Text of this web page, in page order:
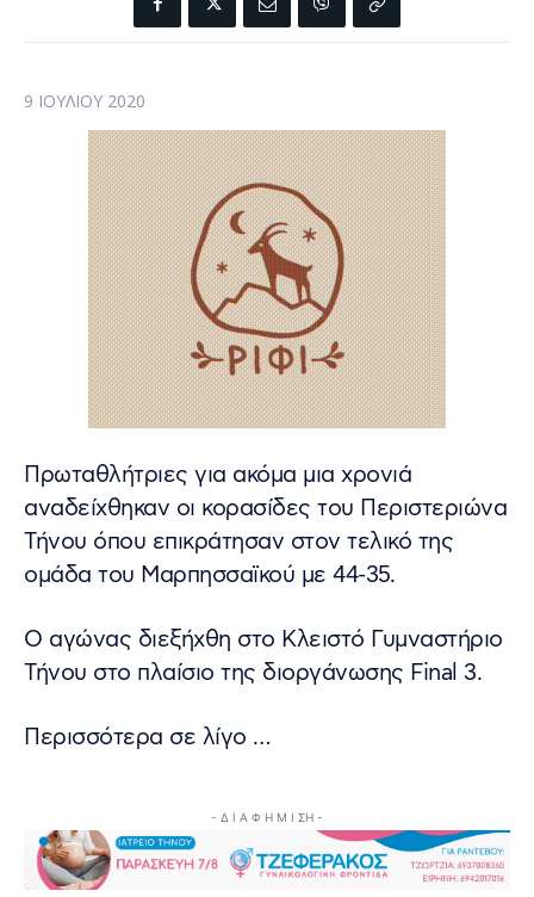
9 ΙΟΥΛΊΟΥ 2020
Πρωταθλήτριες για ακόμα μια χρονιά
αναδείχθηκαν οι κορασίδες του Περιστεριώνα
Τήνου όπου επικράτησαν στον τελικό της
ομάδα του Μαρπησσαϊκού με 44-35.
Ο αγώνας διεξήχθη στο Κλειστό Γυμναστήριο
Τήνου στο πλαίσιο της διοργάνωσης Final 3.
Περισσότερα σε λίγο …
- Δ Ι Α Φ Η Μ Ι ΣΗ -